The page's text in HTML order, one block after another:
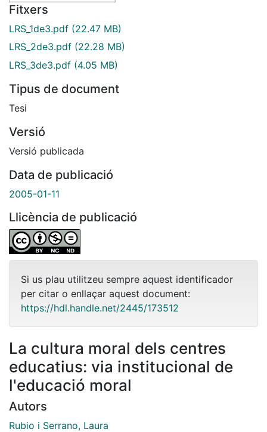
Fitxers
LRS_1de3.pdf (22.47 MB)
LRS_2de3.pdf (22.28 MB)
LRS_3de3.pdf (4.05 MB)
Tipus de document
Tesi
Versió
Versió publicada
Data de publicació
2005-01-11
Llicència de publicació
Si us plau utilitzeu sempre aquest identificador
per citar o enllaçar aquest document:
https://hdl.handle.net/2445/173512
La cultura moral dels centres
educatius: via institucional de
l'educació moral
Autors
Rubio i Serrano, Laura